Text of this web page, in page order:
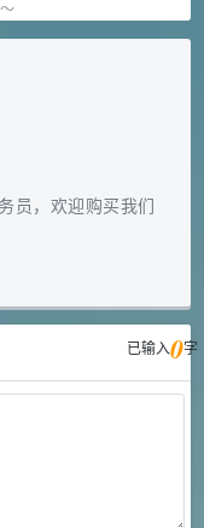
员，欢迎购买我们
已输入0字